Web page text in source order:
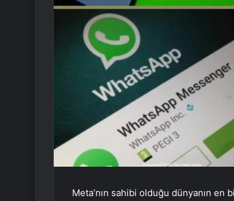
Meta’nın sahibi olduğu dünyanın en